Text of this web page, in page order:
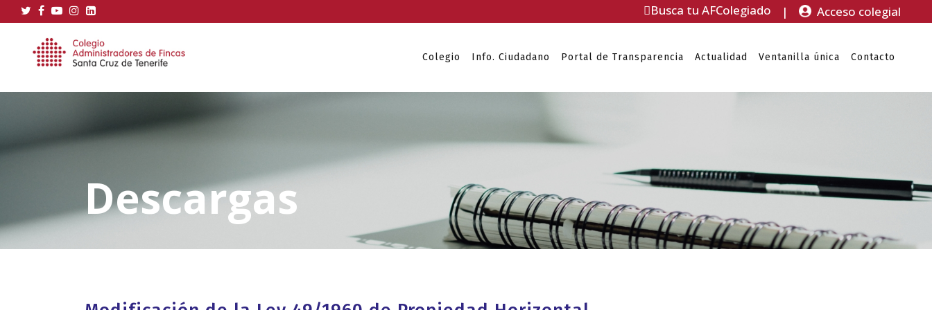
Busca tu AFColegiado | Acceso colegial
Colegio Info. Ciudadano Portal de Transparencia Actualidad Ventanilla única Contacto